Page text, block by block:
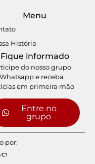
Menu
História
Fique informado
do nosso grupo
e receba
em primeira mão
Entre no
grupo
por: